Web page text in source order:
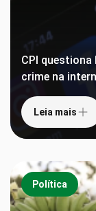
CPI
crime na
Leia mais
Política